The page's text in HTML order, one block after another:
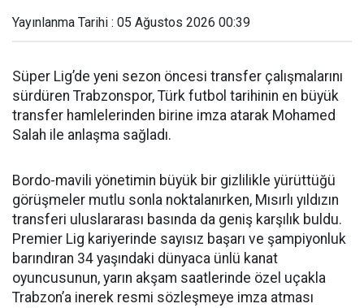
Yayınlanma Tarihi : 05 Ağustos 2026 00:39
Süper Lig’de yeni sezon öncesi transfer çalışmalarını
sürdüren Trabzonspor, Türk futbol tarihinin en büyük
transfer hamlelerinden birine imza atarak Mohamed
Salah ile anlaşma sağladı.
Bordo-mavili yönetimin büyük bir gizlilikle yürüttüğü
görüşmeler mutlu sonla noktalanırken, Mısırlı yıldızın
transferi uluslararası basında da geniş karşılık buldu.
Premier Lig kariyerinde sayısız başarı ve şampiyonluk
barındıran 34 yaşındaki dünyaca ünlü kanat
oyuncusunun, yarın akşam saatlerinde özel uçakla
Trabzon’a inerek resmi sözleşmeye imza atması